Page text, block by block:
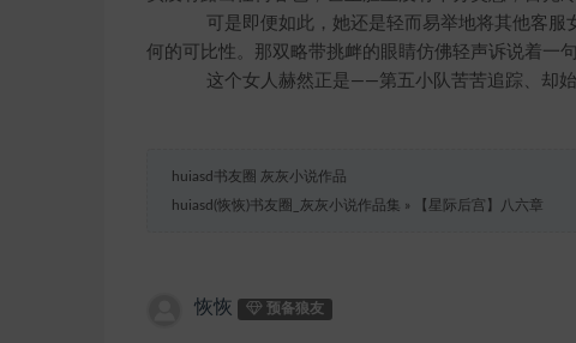
可是即便如此，她还是轻而易举地将其他客服
何的可比性。那双略带挑衅的眼睛仿佛轻声诉说着一
这个女人赫然正是——第五小队苦苦追踪、却始
huiasd书友圈 灰灰小说作品
huiasd(恢恢)书友圈_灰灰小说作品集 » 【星际后宫】八六章
恢恢 预备狼友